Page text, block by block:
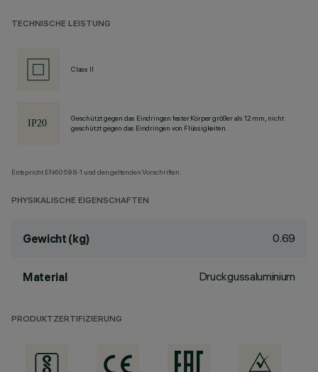
TECHNISCHE LEISTUNG
Class II
Geschützt gegen das Eindringen fester Körper größer als 12 mm, nicht
geschützt gegen das Eindringen von Flüssigkeiten.
Entspricht EN60598-1 und den geltenden Vorschriften.
PHYSIKALISCHE EIGENSCHAFTEN
Gewicht (kg) 0.69
Material Druckgussaluminium
PRODUKTZERTIFIZIERUNG